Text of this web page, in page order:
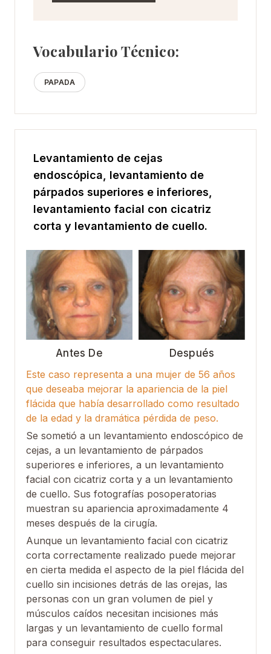
Vocabulario Técnico:
PAPADA
Levantamiento de cejas
endoscópica, levantamiento de
párpados superiores e inferiores,
levantamiento facial con cicatriz
corta y levantamiento de cuello.
Antes De
Después
Este caso representa a una mujer de 56 años
que deseaba mejorar la apariencia de la piel
flácida que había desarrollado como resultado
de la edad y la dramática pérdida de peso.
Se sometió a un levantamiento endoscópico de
cejas, a un levantamiento de párpados
superiores e inferiores, a un levantamiento
facial con cicatriz corta y a un levantamiento
de cuello. Sus fotografías posoperatorias
muestran su apariencia aproximadamente 4
meses después de la cirugía.
Aunque un levantamiento facial con cicatriz
corta correctamente realizado puede mejorar
en cierta medida el aspecto de la piel flácida del
cuello sin incisiones detrás de las orejas, las
personas con un gran volumen de piel y
músculos caídos necesitan incisiones más
largas y un levantamiento de cuello formal
para conseguir resultados espectaculares.